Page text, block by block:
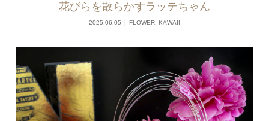
花びらを散らかすラッテちゃん
2025.06.05 FLOWER KAWAII